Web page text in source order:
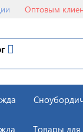
Оптовым
Товары для